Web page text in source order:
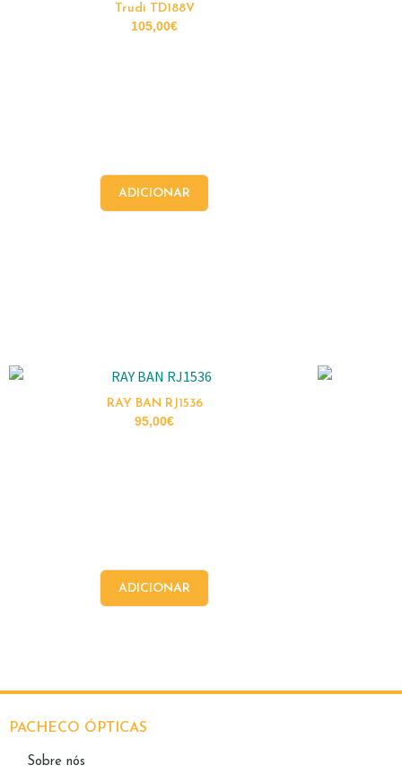
Trudi TD188V
105,00€
ADICIONAR
RAY BAN RJ1536
95,00€
ADICIONAR
PACHECO ÓPTICAS
Sobre nós